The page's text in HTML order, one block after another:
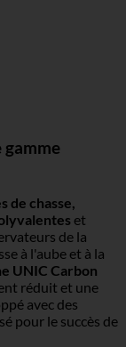
gamme
de chasse,
et
de la
à l'aube et à la
UNIC Carbon
réduit et une
avec des
pour le succès de